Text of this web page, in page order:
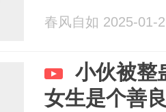
春风自如 2025-01-
小伙被整
女生是个善